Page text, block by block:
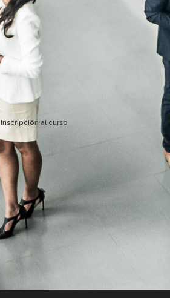
Inscripción al curso